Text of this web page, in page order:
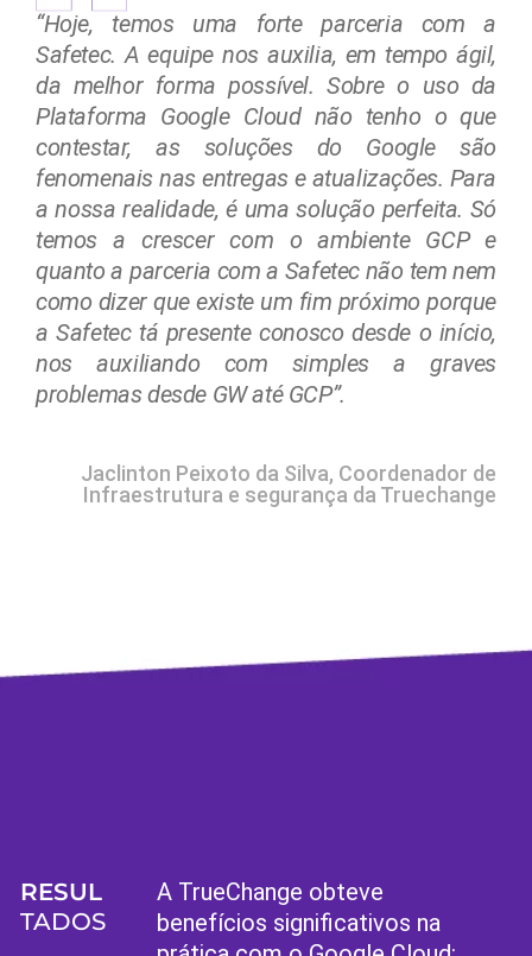
“Hoje, temos uma forte parceria com a
Safetec. A equipe nos auxilia, em tempo ágil,
da melhor forma possível. Sobre o uso da
Plataforma Google Cloud não tenho o que
contestar, as soluções do Google são
fenomenais nas entregas e atualizações. Para
a nossa realidade, é uma solução perfeita. Só
temos a crescer com o ambiente GCP e
quanto a parceria com a Safetec não tem nem
como dizer que existe um fim próximo porque
a Safetec tá presente conosco desde o início,
nos auxiliando com simples a graves
problemas desde GW até GCP”.
Jaclinton Peixoto da Silva, Coordenador de
Infraestrutura e segurança da Truechange
RESUL
TADOS
A TrueChange obteve
benefícios significativos na